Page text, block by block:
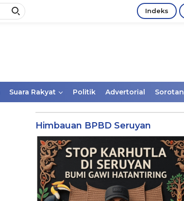
Indeks
Suara Rakyat Politik Advertorial Sorotan
Himbauan BPBD Seruyan